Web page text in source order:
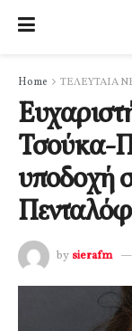
Home ΤΕΛΕΥΤΑΙΑ
Τσούκα-
υποδοχή
by sierafm